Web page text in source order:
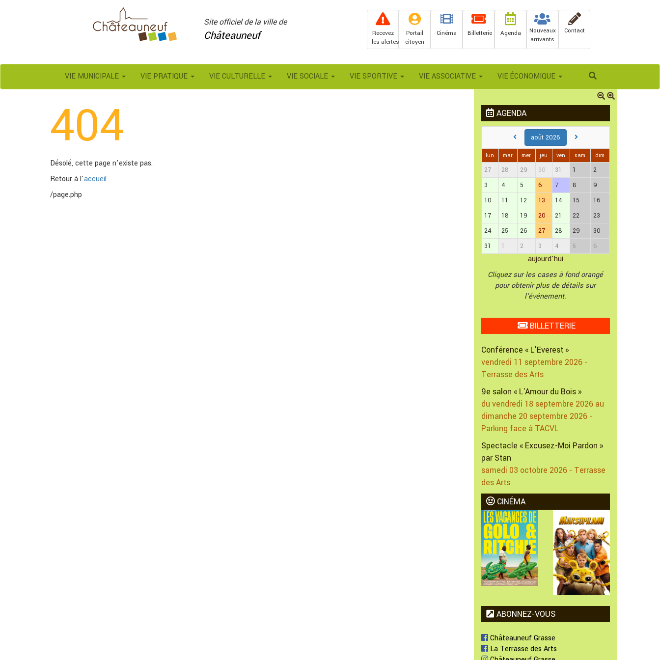
Site officiel de la ville de
Châteauneuf Contact
Nouveaux
arrivants
Agenda
Billetterie
Cinéma
Portail
citoyen
Recevez
les alertes
Rechercher
VIE MUNICIPALE VIE PRATIQUE VIE CULTURELLE VIE SOCIALE VIE SPORTIVE VIE ASSOCIATIVE VIE ÉCONOMIQUE
404
Désolé, cette page n'existe pas.
Retour à l'accueil
/page.php
AGENDA
août 2026
lun mar mer jeu ven sam dim
27 28 29 30 31 1
2
3
4 5 6 7 8
9
10
11 12 13 14 15
16
17
18 19 20 21 22
23
24
25 26 27 28 29
30
31
1 2 3 4 5 6
aujourd'hui
Cliquez sur les cases à fond orangé
pour obtenir plus de détails sur
l'événement.
BILLETTERIE
Conférence « L'Everest »
vendredi 11 septembre 2026 -
Terrasse des Arts
9e salon « L'Amour du Bois »
du vendredi 18 septembre 2026 au
dimanche 20 septembre 2026 -
Parking face à TACVL
Spectacle « Excusez-Moi Pardon »
par Stan
samedi 03 octobre 2026 - Terrasse
des Arts
CINÉMA
ABONNEZ-VOUS
Châteauneuf Grasse
La Terrasse des Arts